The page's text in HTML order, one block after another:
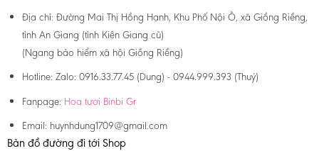
Địa chỉ: Đường Mai Thị Hồng Hạnh, Khu Phố Nội Ô, xã Giồng Riềng,
tỉnh An Giang (tỉnh Kiên Giang cũ)
(Ngang bảo hiểm xã hội Giồng Riềng)
Hotline: Zalo: 0916.33.77.45 (Dung) - 0944.999.393 (Thuý)
Fanpage: Hoa tươi Binbi Gr
Email: huynhdung1709@gmail.com
Bản đồ đường đi tới Shop